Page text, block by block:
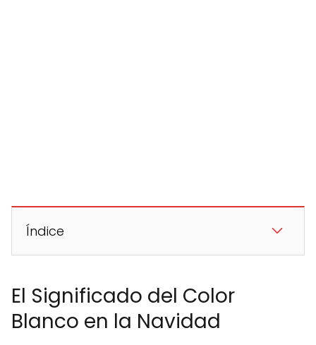
Índice
El Significado del Color
Blanco en la Navidad